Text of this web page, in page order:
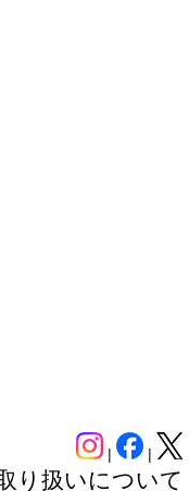
| |
り扱いについて